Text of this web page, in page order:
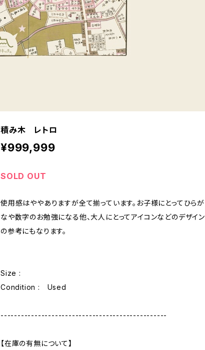
積み木 レトロ
¥999,999
SOLD OUT
使用感はややありますが全て揃っています。お子様にとってひらが
なや数字のお勉強になる他、大人にとってアイコンなどのデザイン
の参考にもなります。
Size :
Condition : Used
-------------------------------------------------
【在庫の有無について】